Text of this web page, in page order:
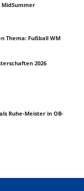
MidSummer
Thema: Fußball WM
2026
Ruhe-Meister in OB-